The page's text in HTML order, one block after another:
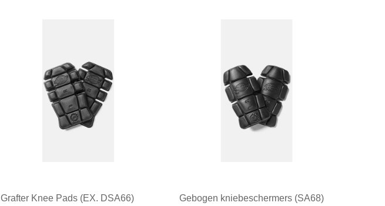
Grafter Knee Pads (EX. DSA66) Gebogen kniebeschermers (SA68)